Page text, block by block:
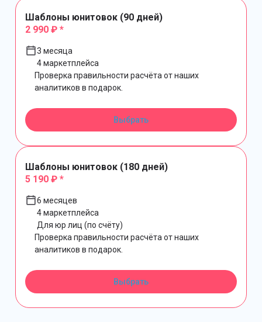
Шаблоны юнитовок (90 дней)
2 990 ₽ *
3 месяца
4 маркетплейса
Проверка правильности расчёта от наших
аналитиков в подарок.
Выбрать
Шаблоны юнитовок (180 дней)
5 190 ₽ *
6 месяцев
4 маркетплейса
Для юр лиц (по счёту)
Проверка правильности расчёта от наших
аналитиков в подарок.
Выбрать